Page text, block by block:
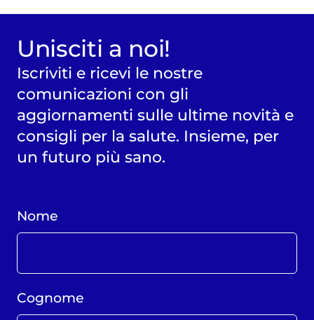
Unisciti a noi!
Iscriviti e ricevi le nostre
comunicazioni con gli
aggiornamenti sulle ultime novità e
consigli per la salute. Insieme, per
un futuro più sano.
Nome
Cognome